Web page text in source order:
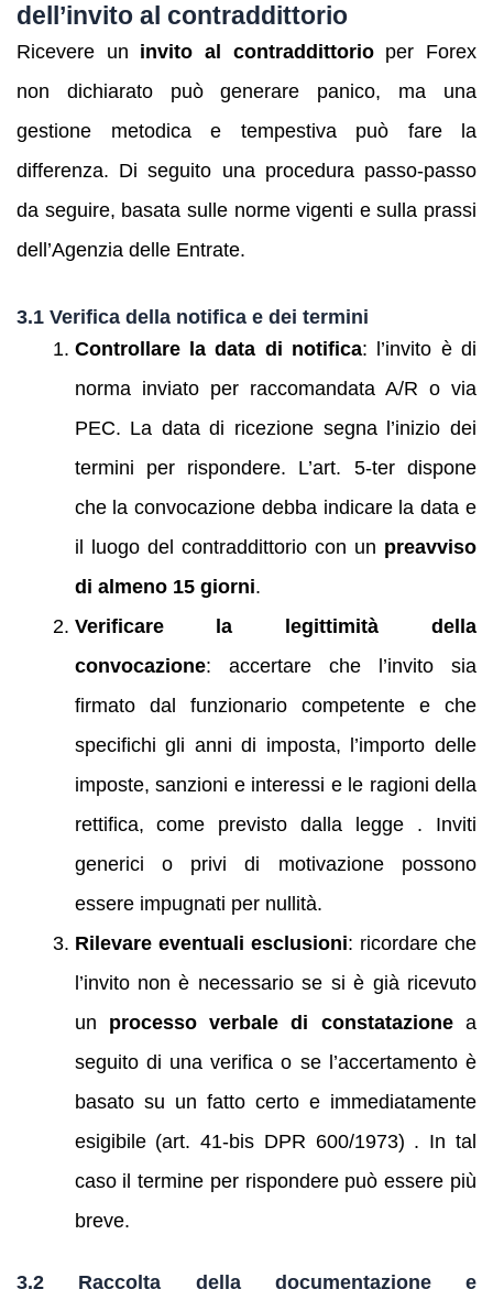
dell’invito al contraddittorio
Ricevere un invito al contraddittorioper Forex
non dichiarato può generare panico, ma una
gestione metodica e tempestiva può fare la
differenza. Di seguito una procedura passo‑passo
da seguire, basata sulle norme vigenti e sulla prassi
dell’Agenzia delle Entrate.
3.1 Verifica della notifica e dei termini
Controllare la data di notifica: l’invito è di
norma inviato per raccomandata A/R o via
PEC. La data di ricezione segna l’inizio dei
termini per rispondere. L’art. 5‑ter dispone
che la convocazione debba indicare la data e
il luogo del contraddittorio con un preavviso
di almeno 15 giorni.
Verificare la legittimità della
convocazione: accertare che l’invito sia
firmato dal funzionario competente e che
specifichi gli anni di imposta, l’importo delle
imposte, sanzioni e interessi e le ragioni della
rettifica, come previsto dalla legge . Inviti
generici o privi di motivazione possono
essere impugnati per nullità.
Rilevare eventuali esclusioni: ricordare che
l’invito non è necessario se si è già ricevuto
un processo verbale di constatazionea
seguito di una verifica o se l’accertamento è
basato su un fatto certo e immediatamente
esigibile (art. 41‑bis DPR 600/1973) . In tal
caso il termine per rispondere può essere più
breve.
3.2 Raccolta della documentazione e